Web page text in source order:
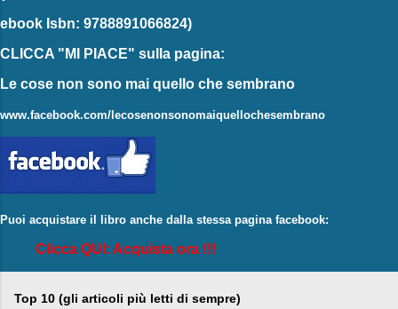
ebook Isbn: 9788891066824)
CLICCA "MI PIACE" sulla pagina:
Le cose non sono mai quello che sembrano
www.facebook.com/lecosenonsonomaiquellochesembrano
Puoi acquistare il libro anche dalla stessa pagina facebook:
Clicca QUI: Acquista ora !!!
Top 10 (gli articoli più letti di sempre)